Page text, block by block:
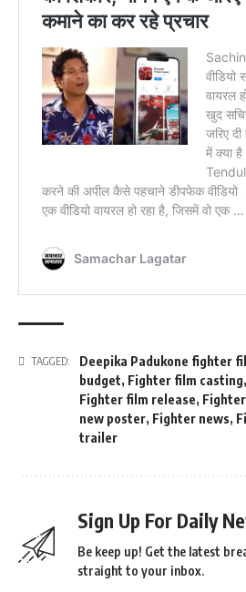
TAGGED: Deepika Padukone fighter
budget, Fighter film casting,
Fighter film release,
new poster, Fighter news,
trailer
Sign Up For Daily
Be keep up! Get the latest
straight to your inbox.